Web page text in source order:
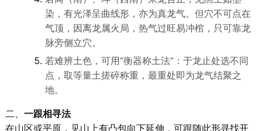
染，有光泽呈曲线形，亦为真龙气。但穴不可点在
气顶，因离龙属火局，热气过旺易冲棺，只可靠龙
脉旁侧立穴。
若难辨土色，可用“衡器称土法”：于龙止处选不同
点，取等量土搓碎称重，最重处即为龙气结聚之
地。
二、 一跟相寻法
在山区或平原，见山上有凸包向下延伸，可跟随此形寻找开